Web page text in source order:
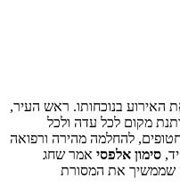
האירוע בנוכחותו. ראש העיר,
מקום לכל עדה ולכל
להחלמה מהירה ורפואה
סימון אלפסי אמר שחג
שממשיך את המסורת